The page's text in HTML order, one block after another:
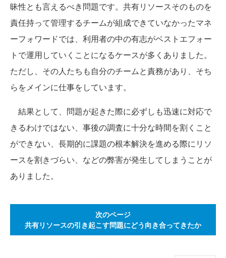
昧性とも言えるべき問題です。共有リソースそのものを
責任持って管理するチームが組成できていなかったマネ
ーフォワードでは、利用者の中の有志がベストエフォー
トで運用していくことになるケースが多くありました。
ただし、その人たちも自分のチームと責務があり、そち
らをメインに仕事をしています。
結果として、問題が起きた際に必ずしも迅速に対応で
きるわけではない、事後の調査に十分な時間を割くこと
ができない、長期的に課題の根本解決を進める際にリソ
ースを割きづらい、などの弊害が発生してしまうことが
ありました。
次のページ
共有リソースの引き起こす問題にどう向き合ってきたか